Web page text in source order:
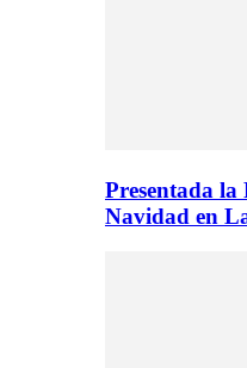
Presentada la
Navidad en